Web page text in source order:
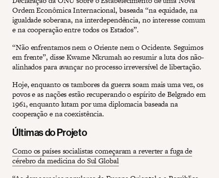
Ordem Econômica Internacional, baseada “na equidade, na
igualdade soberana, na interdependência, no interesse comum
e na cooperação entre todos os Estados”.
“Não enfrentamos nem o Oriente nem o Ocidente. Seguimos
em frente”, disse Kwame Nkrumah ao resumir a luta dos não-
alinhados para avançar no processo irreversível de libertação.
Hoje, enquanto os tambores da guerra soam mais uma vez, os
povos e as nações estão recuperando o espírito de Belgrado em
1961, enquanto lutam por uma diplomacia baseada na
cooperação e na coexistência.
Últimas do Projeto
Como os países socialistas começaram a reverter a fuga de
cérebro da medicina do Sul Global